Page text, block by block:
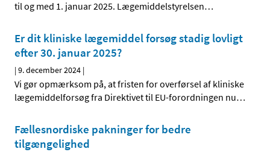
til og med 1. januar 2025. Lægemiddelstyrelsen…
Er dit kliniske lægemiddel forsøg stadig lovligt
efter 30. januar 2025?
|9. december 2024 |
Vi gør opmærksom på, at fristen for overførsel af kliniske
lægemiddelforsøg fra Direktivet til EU-forordningen nu…
Fællesnordiske pakninger for bedre
tilgængelighed